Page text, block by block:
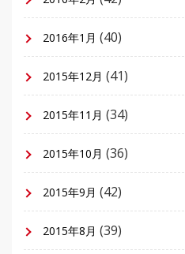
2016年1月 (40)
2015年12月 (41)
2015年11月 (34)
2015年10月 (36)
2015年9月 (42)
2015年8月 (39)